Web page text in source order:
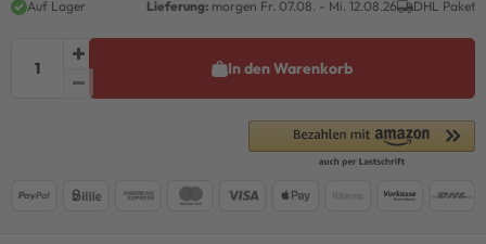
Auf Lager Lieferung: morgen Fr. 07.08. - Mi. 12.08.26 DHL Paket
In den Warenkorb